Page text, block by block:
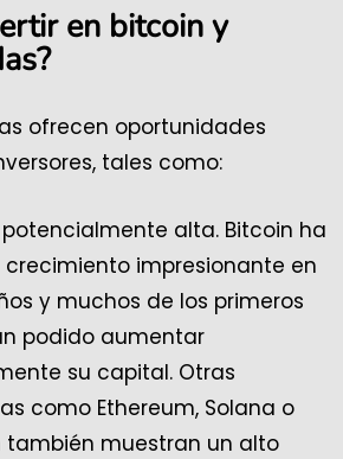
en bitcoin y
?
ofrecen oportunidades
tales como:
alta. Bitcoin ha
impresionante en
y muchos de los primeros
podido aumentar
su capital. Otras
como Ethereum, Solana o
también muestran un alto